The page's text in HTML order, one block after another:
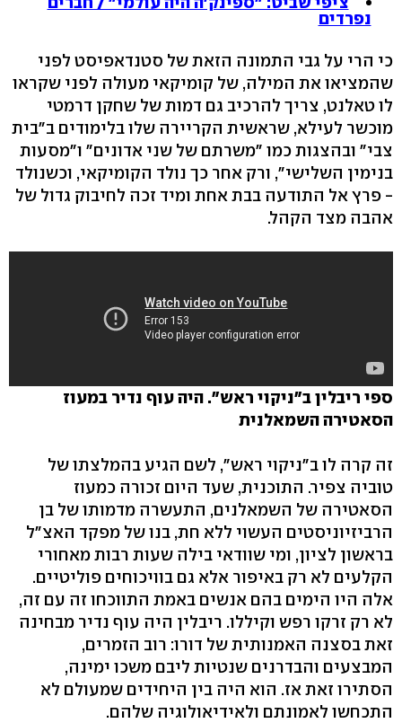
נפרדים
כי הרי על גבי התמונה הזאת של סטנדאפיסט לפני
שהמציאו את המילה, של קומיקאי מעולה לפני שקראו
לו טאלנט, צריך להרכיב גם דמות של שחקן דרמטי
מוכשר לעילא, שראשית הקריירה שלו בלימודים ב"בית
צבי" ובהצגות כמו "משרתם של שני אדונים" ו"מסעות
בנימין השלישי", ורק אחר כך נולד הקומיקאי, וכשנולד
- פרץ אל התודעה בבת אחת ומיד זכה לחיבוק גדול של
אהבה מצד הקהל.
ספי ריבלין ב"ניקוי ראש". היה עוף נדיר במעוז
הסאטירה השמאלנית
זה קרה לו ב"ניקוי ראש", לשם הגיע בהמלצתו של
טוביה צפיר. התוכנית, שעד היום זכורה כמעוז
הסאטירה של השמאלנים, התעשרה מדמותו של בן
הרביזיוניסטים העשוי ללא חת, בנו של מפקד האצ"ל
בראשון לציון, ומי שוודאי בילה שעות רבות מאחורי
הקלעים לא רק באיפור אלא גם בוויכוחים פוליטיים.
אלה היו הימים בהם אנשים באמת התווכחו זה עם זה,
לא רק זרקו רפש וקיללו. ריבלין היה עוף נדיר מבחינה
זאת בסצנה האמנותית של דורו: רוב הזמרים,
המבצעים והבדרנים שנטיות ליבם משכו ימינה,
הסתירו זאת אז. הוא היה בין היחידים שמעולם לא
התכחשו לאמונתם ולאידיאולוגיה שלהם.